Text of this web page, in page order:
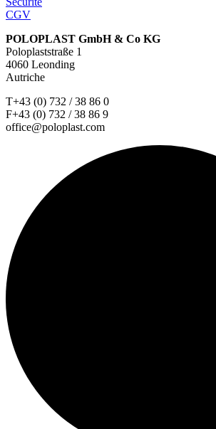
CGV
POLOPLAST GmbH & Co KG
Poloplaststraße 1
4060 Leonding
Autriche
T+43 (0) 732 / 38 86 0
F+43 (0) 732 / 38 86 9
office@poloplast.com